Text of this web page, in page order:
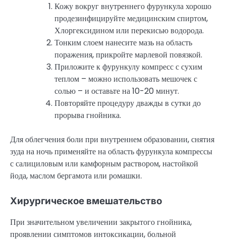
Кожу вокруг внутреннего фурункула хорошо
продезинфицируйте медицинским спиртом,
Хлоргексидином или перекисью водорода.
Тонким слоем нанесите мазь на область
поражения, прикройте марлевой повязкой.
Приложите к фурункулу компресс с сухим
теплом – можно использовать мешочек с
солью – и оставьте на 10-20 минут.
Повторяйте процедуру дважды в сутки до
прорыва гнойника.
Для облегчения боли при внутреннем образовании, снятия
зуда на ночь применяйте на область фурункула компрессы
с салициловым или камфорным раствором, настойкой
йода, маслом бергамота или ромашки.
Хирургическое вмешательство
При значительном увеличении закрытого гнойника,
проявлении симптомов интоксикации, больной